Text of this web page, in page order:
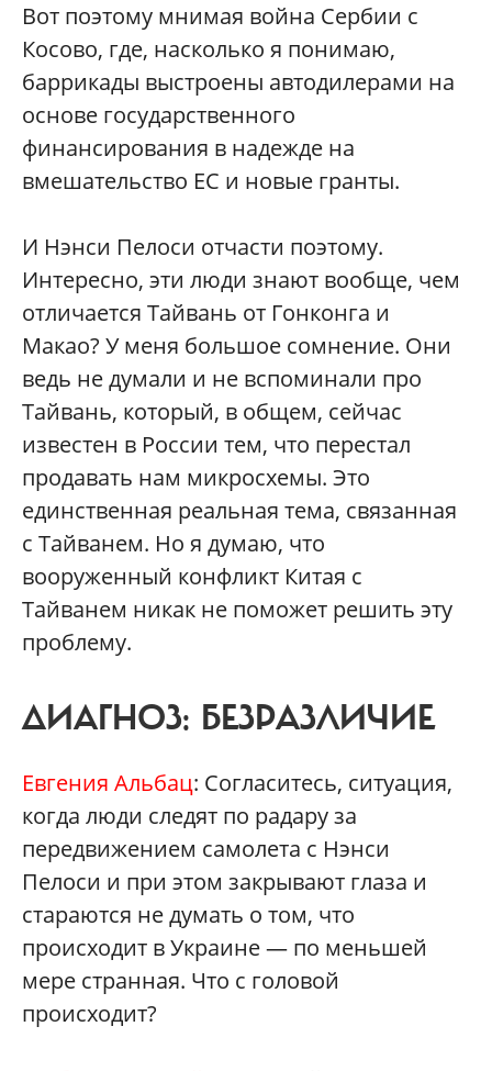
Вот поэтому мнимая война Сербии с
Косово, где, насколько я понимаю,
баррикады выстроены автодилерами на
основе государственного
финансирования в надежде на
вмешательство ЕС и новые гранты.
И Нэнси Пелоси отчасти поэтому.
Интересно, эти люди знают вообще, чем
отличается Тайвань от Гонконга и
Макао? У меня большое сомнение. Они
ведь не думали и не вспоминали про
Тайвань, который, в общем, сейчас
известен в России тем, что перестал
продавать нам микросхемы. Это
единственная реальная тема, связанная
с Тайванем. Но я думаю, что
вооруженный конфликт Китая с
Тайванем никак не поможет решить эту
проблему.
ДИАГНОЗ: БЕЗРАЗЛИЧИЕ
Евгения Альбац: Согласитесь, ситуация,
когда люди следят по радару за
передвижением самолета с Нэнси
Пелоси и при этом закрывают глаза и
стараются не думать о том, что
происходит в Украине — по меньшей
мере странная. Что с головой
происходит?